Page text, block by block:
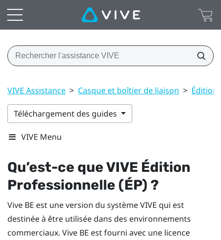
VIVE Assistance > Casque et boîtier de liaison > Édition
Téléchargement des guides
VIVE Menu
Qu’est-ce queVIVE Édition
Professionnelle (ÉP) ?
Vive BE est une version du systèmeVIVE qui est
destinée à être utilisée dans des environnements
commerciaux. Vive BE est fourni avec une licence